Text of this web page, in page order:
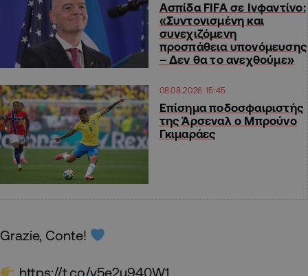
Ασπίδα FIFA σε Ινφαντίνο:
«Συντονισμένη και
συνεχιζόμενη
προσπάθεια υπονόμευσης
– Δεν θα το ανεχθούμε»
08.08.2026 15:45
Επίσημα ποδοσφαιριστής
της Άρσεναλ ο Μπρούνο
Γκιμαράες
Grazie, Conte!
https://t.co/v5e2u940W1